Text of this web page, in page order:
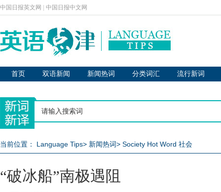
中国日报英文网 中国日报中文网
首页 双语新闻 新闻热词 分类词汇 流行新词
当前位置： Language Tips> 新闻热词> Society Hot Word 社会
“破冰船”南极遇阻